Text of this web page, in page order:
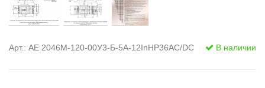
Арт.: АЕ 2046М-120-00У3-Б-5А-12InНР36AC/DC В наличии